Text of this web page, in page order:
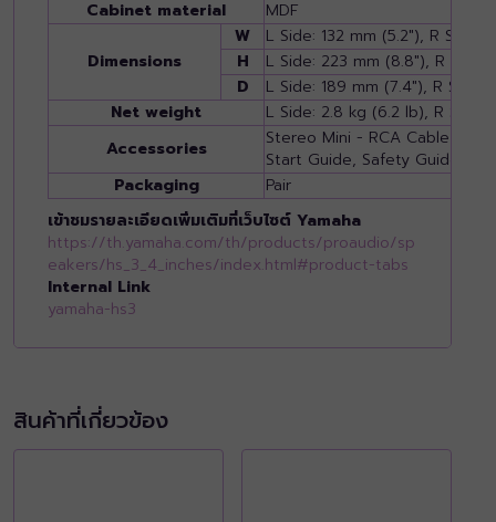
Cabinet material
MDF
Dimensions
W
L Side: 132 mm (5.2"), R Side:
H
L Side: 223 mm (8.8"), R Side:
D
L Side: 189 mm (7.4"), R Side:
Net weight
L Side: 2.8 kg (6.2 lb), R Side:
Accessories
Stereo Mini - RCA Cable 1.5
Start Guide, Safety Guide
Packaging
Pair
เข้าชมรายละเอียดเพิ่มเติมที่เว็บไซต์ Yamaha
https://th.yamaha.com/th/products/proaudio/sp
eakers/hs_3_4_inches/index.html#product-tabs
Internal Link
yamaha-hs3
สินค้าที่เกี่ยวข้อง